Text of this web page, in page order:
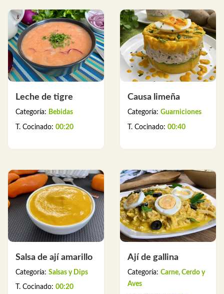
Leche de tigre
Categoría: Bebidas
T. Cocinado: 00:20
Causa limeña
Categoría: Guarniciones
T. Cocinado: 00:40
Salsa de ají amarillo
Categoría: Salsas y Dips
T. Cocinado: 00:20
Ají de gallina
Categoría: Carne, Cerdo y
Aves